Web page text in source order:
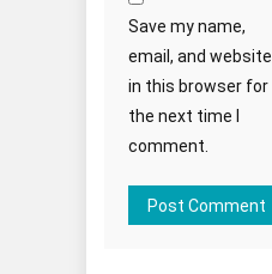
Save my name,
email, and website
in this browser for
the next time I
comment.